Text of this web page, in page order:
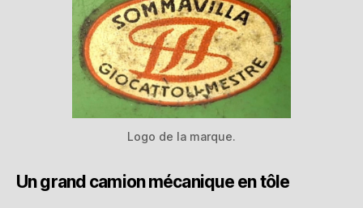
Logo de la marque.
Un grand camion mécanique en tôle